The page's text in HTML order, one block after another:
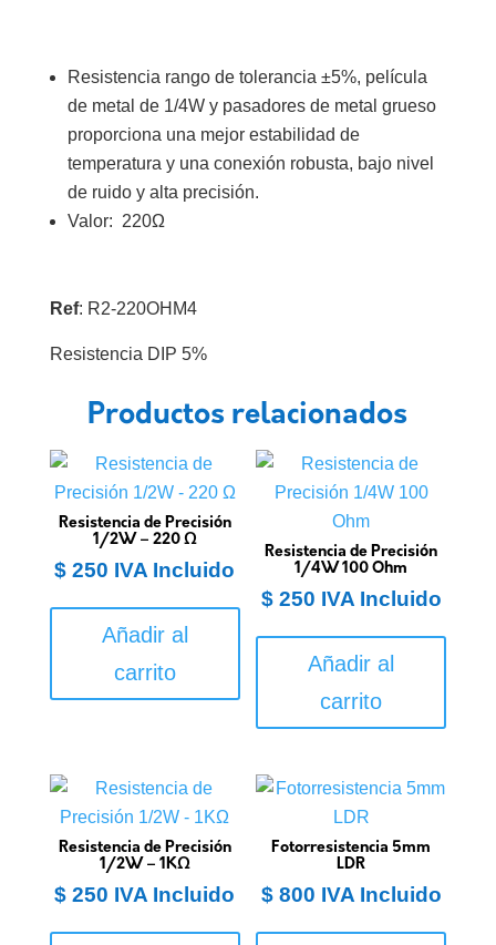
Resistencia rango de tolerancia ±5%, película
de metal de 1/4W y pasadores de metal grueso
proporciona una mejor estabilidad de
temperatura y una conexión robusta, bajo nivel
de ruido y alta precisión.
Valor: 220Ω
Ref: R2-220OHM4
Resistencia DIP 5%
Productos relacionados
Resistencia de Precisión
1/2W – 220 Ω
$ 250 IVA Incluido
Añadir al
carrito
Resistencia de Precisión
1/4W 100 Ohm
$250 IVA Incluido
Añadir al
carrito
Resistencia de Precisión
1/2W – 1KΩ
$ 250 IVA Incluido
Fotorresistencia 5mm
LDR
$800 IVA Incluido